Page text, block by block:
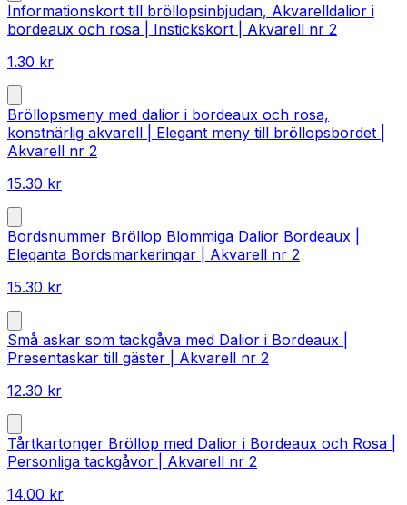
Informationskort till bröllopsinbjudan, Akvarelldalior i
bordeaux och rosa | Instickskort | Akvarell nr 2
1.30 kr
Bröllopsmeny med dalior i bordeaux och rosa,
konstnärlig akvarell | Elegant meny till bröllopsbordet |
Akvarell nr 2
15.30 kr
Bordsnummer Bröllop Blommiga Dalior Bordeaux |
Eleganta Bordsmarkeringar | Akvarell nr 2
15.30 kr
Små askar som tackgåva med Dalior i Bordeaux |
Presentaskar till gäster | Akvarell nr 2
12.30 kr
Tårtkartonger Bröllop med Dalior i Bordeaux och Rosa |
Personliga tackgåvor | Akvarell nr 2
14.00 kr